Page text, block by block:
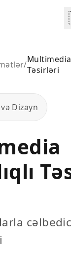
/Multimedia
Təsirləri
Dizayn